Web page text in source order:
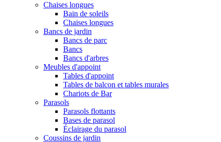
Chaises longues
Bain de soleils
Chaises longues
Bancs de jardin
Bancs de parc
Bancs
Bancs d'arbres
Meubles d'appoint
Tables d'appoint
Tables de balcon et tables murales
Chariots de Bar
Parasols
Parasols flottants
Bases de parasol
Éclairage du parasol
Coussins de jardin